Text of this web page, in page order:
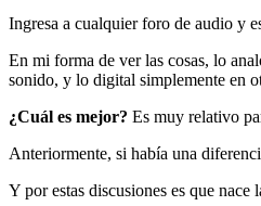
Ingresa a cualquier foro de audio y
En mi forma de ver las cosas, lo
sonido, y lo digital simplemente en
¿Cuál es mejor? Es muy relativo
Anteriormente, si había una
Y por estas discusiones es que nace